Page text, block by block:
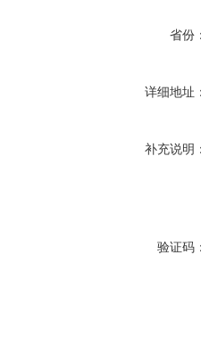
省份
详细地址
补充说明
验证码